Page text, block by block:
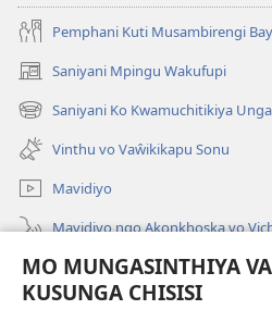
MO MUNGASINTHIYA
KUSUNGA CHISISI
Pemphani Kuti Musambirengi
Saniyani Mpingu Wakufupi
(Lajula
Peji
Linyaki)
Saniyani Ko Kwamuchitikiya
(Lajula
Peji
Linyaki)
Vinthu vo Vaŵikikapu Sonu
Mavidiyo
Mavidiyo ngo Akonkhoska vo
Fufuzani